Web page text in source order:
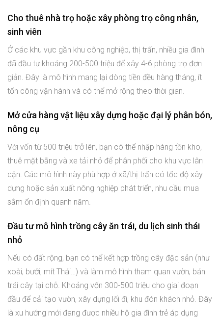
Cho thuê nhà trọ hoặc xây phòng trọ công nhân,
sinh viên
Ở các khu vực gần khu công nghiệp, thị trấn, nhiều gia đình
đã đầu tư khoảng 200-500 triệu để xây 4-6 phòng trọ đơn
giản. Đây là mô hình mang lại dòng tiền đều hàng tháng, ít
tốn công vận hành và có thể mở rộng theo thời gian.
Mở cửa hàng vật liệu xây dựng hoặc đại lý phân bón,
nông cụ
Với vốn từ 500 triệu trở lên, bạn có thể nhập hàng tồn kho,
thuê mặt bằng và xe tải nhỏ để phân phối cho khu vực lân
cận. Các mô hình này phù hợp ở xã/thị trấn có tốc độ xây
dựng hoặc sản xuất nông nghiệp phát triển, nhu cầu mua
sắm ổn định quanh năm.
Đầu tư mô hình trồng cây ăn trái, du lịch sinh thái
nhỏ
Nếu có đất rộng, bạn có thể kết hợp trồng cây đặc sản (như
xoài, bưởi, mít Thái…) và làm mô hình tham quan vườn, bán
trái cây tại chỗ. Khoảng vốn 300-500 triệu cho giai đoạn
đầu để cải tạo vườn, xây dựng lối đi, khu đón khách nhỏ. Đây
là xu hướng mới đang được nhiều hộ gia đình trẻ áp dụng